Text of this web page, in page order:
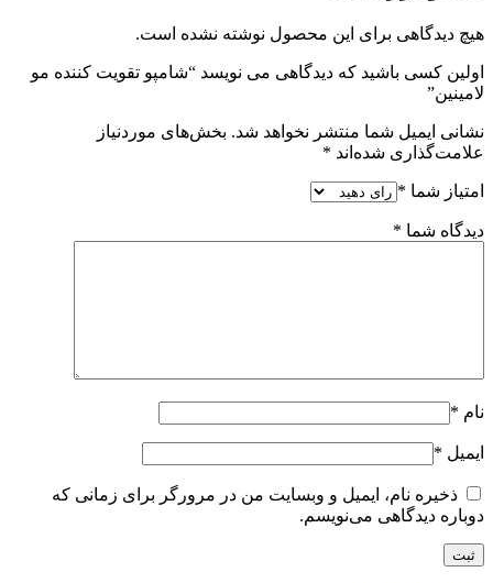
هیچ دیدگاهی برای این محصول نوشته نشده است.
اولین کسی باشید که دیدگاهی می نویسد “شامپو تقویت کننده مو
لامینین”
نشانی ایمیل شما منتشر نخواهد شد. بخش‌های موردنیاز
علامت‌گذاری شده‌اند *
امتیاز شما *
دیدگاه شما *
نام *
ایمیل *
ذخیره نام، ایمیل و وبسایت من در مرورگر برای زمانی که
دوباره دیدگاهی می‌نویسم.